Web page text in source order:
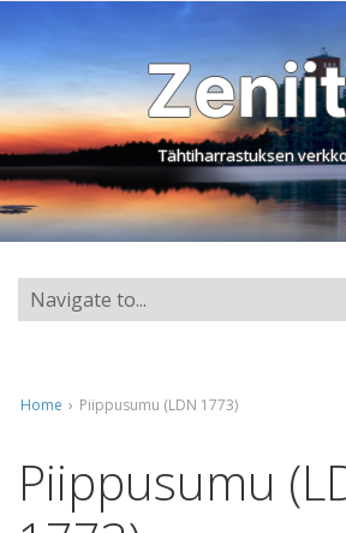
Tähtiharrastuksen
Home › Piippusumu (LDN 1773)
Piippusumu